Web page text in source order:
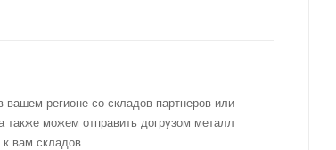
вашем регионе со складов партнеров или
также можем отправить догрузом металл
вам складов.